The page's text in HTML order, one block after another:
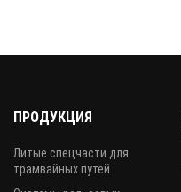
ПРОДУКЦИЯ
Литые спецчасти для
трамвайных путей